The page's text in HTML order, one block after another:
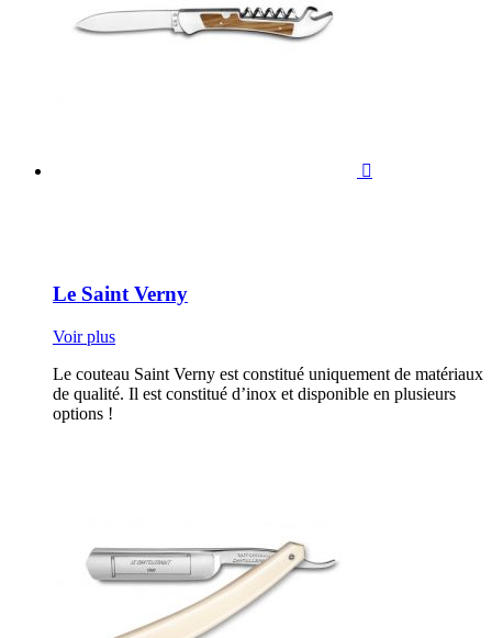

Le Saint Verny
Voir plus
Le couteau Saint Verny est constitué uniquement de matériaux
de qualité. Il est constitué d’inox et disponible en plusieurs
options !